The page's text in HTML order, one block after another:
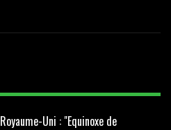
Royaume-Uni : "Equinoxe de